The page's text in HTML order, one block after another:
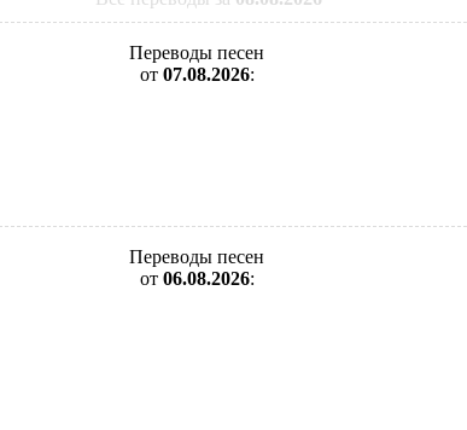
Переводы песен
от 07.08.2026:
Переводы песен
от 06.08.2026: